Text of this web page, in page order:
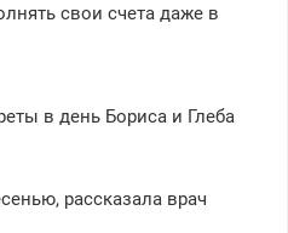
свои счета даже в
в день Бориса и Глеба
рассказала врач